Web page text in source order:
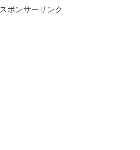
スポンサーリンク